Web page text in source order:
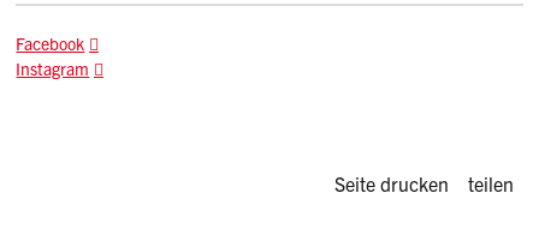
Facebook
Instagram
Diese Seite
Seite drucken teilen